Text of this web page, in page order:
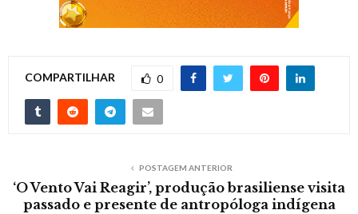
COMPARTILHAR 0
POSTAGEM ANTERIOR
‘O Vento Vai Reagir’, produção brasiliense visita
passado e presente de antropóloga indígena